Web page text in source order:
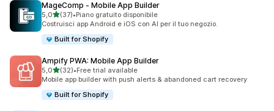
MageComp ‑ Mobile App Builder
5,0stelle su 5
(37)
37 recensioni totali
•Piano gratuito disponibile
Costruisci app Android e iOS con AI per il tuo negozio.
Built for Shopify
Ampify PWA: Mobile App Builder
5,0stelle su 5
(32)
32 recensioni totali
•Free trial available
Mobile app builder with push alerts & abandoned cart recovery
Built for Shopify